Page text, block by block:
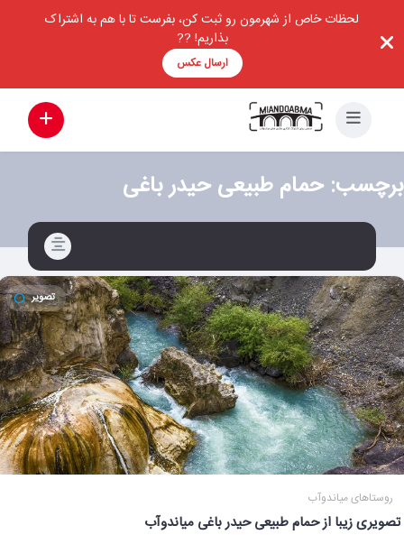
لحظات خاص از شهرمون رو ثبت کن، بفرست تا با هم به اشتراک
بذاریم! ??
ارسال عکس
برچسب:حمام طبیعی حیدر باغی
تصویر
روستاهای میاندوآب
تصویری زیبا از حمام طبیعی حیدر باغی میاندوآب